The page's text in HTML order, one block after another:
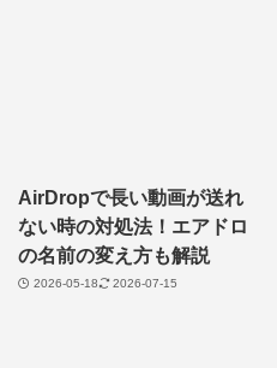
AirDropで長い動画が送れ
ない時の対処法！エアドロ
の名前の変え方も解説
2026-05-18 2026-07-15